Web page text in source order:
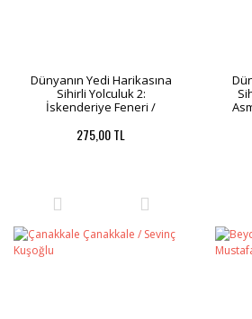
Dünyanın Yedi Harikasına
Sihirli Yolculuk 2:
İskenderiye Feneri /
275,00 TL